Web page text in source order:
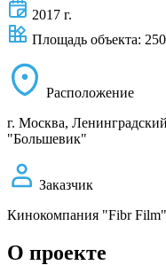
2017 г.
Площадь объекта:
Расположение
г. Москва,
"Большевик"
Заказчик
Кинокомпания "Fibr Film"
О проекте